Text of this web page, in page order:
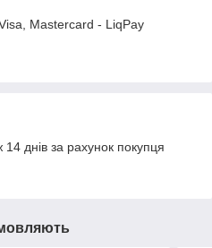
Mastercard - LiqPay
днів за рахунок покупця